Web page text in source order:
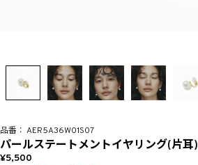
AER5A36W01S07
パールステートメントイヤリング(片耳)
5,500